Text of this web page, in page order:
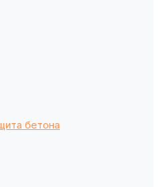
бетона